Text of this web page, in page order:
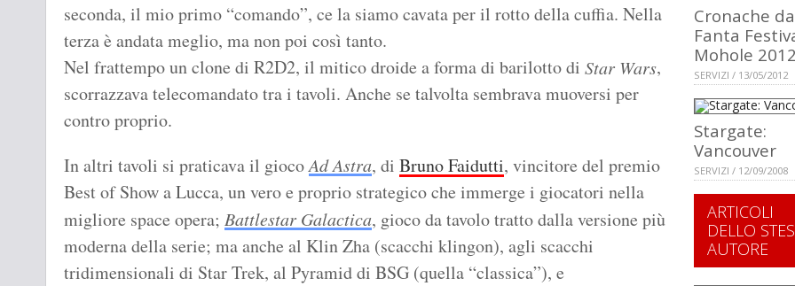
seconda, il mio primo “comando”, ce la siamo cavata per il rotto della cuffia. Nella
terza è andata meglio, ma non poi così tanto.
Nel frattempo un clone di R2D2, il mitico droide a forma di barilotto di Star Wars,
scorrazzava telecomandato tra i tavoli. Anche se talvolta sembrava muoversi per
contro proprio.
In altri tavoli si praticava il giocoAd Astra, di Bruno Faidutti, vincitore del premio
Best of Show a Lucca, un vero e proprio strategico che immerge i giocatori nella
migliore space opera; Battlestar Galactica, gioco da tavolo tratto dalla versione più
moderna della serie; ma anche al Klin Zha (scacchi klingon), agli scacchi
tridimensionali di Star Trek, al Pyramid di BSG (quella “classica”), e
Cronache
Fanta
Mohole
SERVIZI / 13/05/2012
Stargate:
Vancouver
SERVIZI / 12/09/2008
ARTICOLI
DELLO
AUTORE